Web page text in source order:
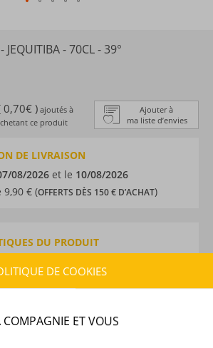
JEQUITIBA - 70CL - 39°
Ajouter à
ma liste d’envies
0,70€ ) ajoutés à
ce produit
DE LIVRAISON
08/2026 et le 10/08/2026
€ (OFFERTS DÈS 150 € D’ACHAT)
DU PRODUIT
DE COOKIES
COMPAGNIE ET VOUS